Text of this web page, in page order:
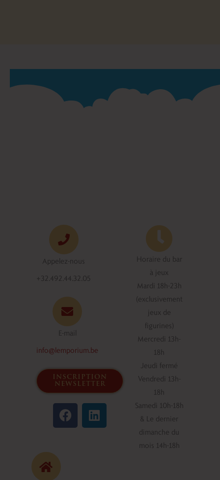
Appelez-nous
+32.492.44.32.05
E-mail
info@lemporium.be
inscription
newsletter
F
a
c
L
i
n
Horaire du bar
à jeux
Mardi 18h-23h
(exclusivement
jeux de
figurines)
Mercredi 13h-
18h
Jeudi fermé
Vendredi 13h-
18h
Samedi 10h-18h
& Le dernier
dimanche du
mois 14h-18h